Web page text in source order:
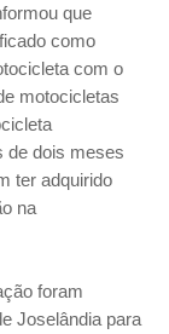
que
como
com o
motocicletas
de dois meses
ter adquirido
na
foram
Joselândia para